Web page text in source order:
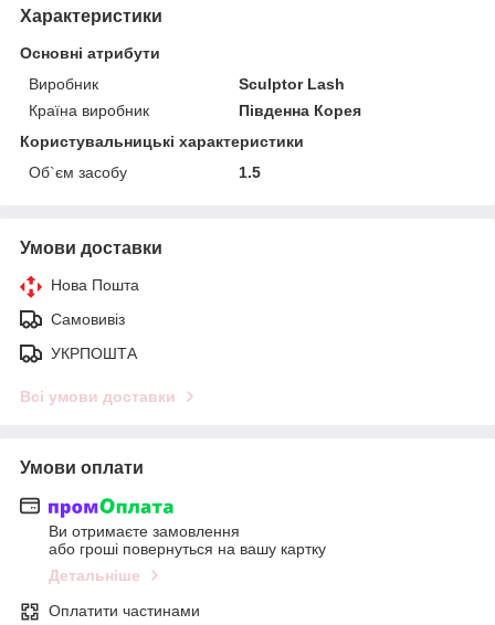
Характеристики
Основні атрибути
Виробник
Sculptor Lash
Країна виробник
Південна Корея
Користувальницькі характеристики
Об`єм засобу
1.5
Умови доставки
Нова Пошта
Самовивіз
УКРПОШТА
Всі умови доставки
Умови оплати
Ви отримаєте замовлення
або гроші повернуться на вашу картку
Детальніше
Оплатити частинами